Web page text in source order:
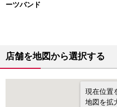
ーツバンド
店舗を地図から選択する
現在位置
地図を拡